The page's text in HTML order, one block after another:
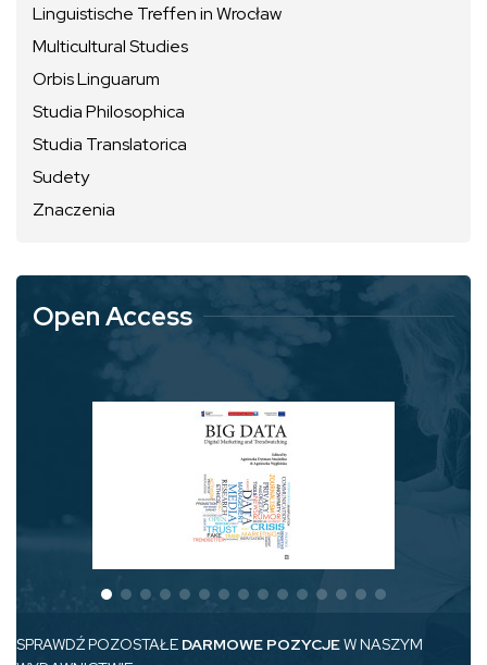
Linguistische Treffen in Wrocław
Multicultural Studies
Orbis Linguarum
Studia Philosophica
Studia Translatorica
Sudety
Znaczenia
Open Access
SPRAWDŹ POZOSTAŁE DARMOWE POZYCJEW NASZYM